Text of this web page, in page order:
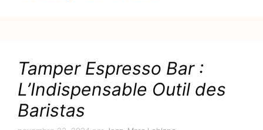
Tamper Espresso Bar :
L’Indispensable Outil des
Baristas